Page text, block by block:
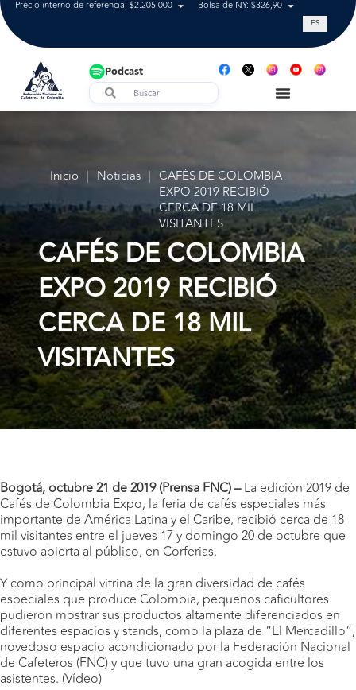
Precio interno de referencia: $2.205.000 Bolsa de NY: $326,90 Tasa de
ES
Podcast
Inicio | Noticias | CAFÉS DE COLOMBIA
EXPO 2019 RECIBIÓ
CERCA DE 18 MIL
VISITANTES
CAFÉS DE COLOMBIA
EXPO 2019 RECIBIÓ
CERCA DE 18 MIL
VISITANTES
Bogotá, octubre 21 de 2019 (Prensa FNC) –La edición 2019 de
Cafés de Colombia Expo, la feria de cafés especiales más
importante de América Latina y el Caribe, recibió cerca de 18
mil visitantes entre el jueves 17 y domingo 20 de octubre que
estuvo abierta al público, en Corferias.
Y como principal vitrina de la gran diversidad de cafés
especiales que produce Colombia, pequeños caficultores
pudieron mostrar sus productos altamente diferenciados en
diferentes espacios y stands, como la plaza de “El Mercadillo”,
novedoso espacio acondicionado por la Federación Nacional
de Cafeteros (FNC) y que tuvo una gran acogida entre los
asistentes. (Vídeo)